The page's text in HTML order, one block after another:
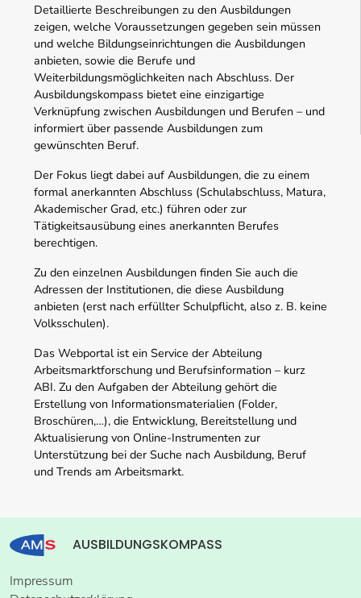
Detaillierte Beschreibungen zu den Ausbildungen
zeigen, welche Voraussetzungen gegeben sein müssen
und welche Bildungseinrichtungen die Ausbildungen
anbieten, sowie die Berufe und
Weiterbildungsmöglichkeiten nach Abschluss. Der
Ausbildungskompass bietet eine einzigartige
Verknüpfung zwischen Ausbildungen und Berufen – und
informiert über passende Ausbildungen zum
gewünschten Beruf.
Der Fokus liegt dabei auf Ausbildungen, die zu einem
formal anerkannten Abschluss (Schulabschluss, Matura,
Akademischer Grad, etc.) führen oder zur
Tätigkeitsausübung eines anerkannten Berufes
berechtigen.
Zu den einzelnen Ausbildungen finden Sie auch die
Adressen der Institutionen, die diese Ausbildung
anbieten (erst nach erfüllter Schulpflicht, also z. B. keine
Volksschulen).
Das Webportal ist ein Service der Abteilung
Arbeitsmarktforschung und Berufsinformation – kurz
ABI. Zu den Aufgaben der Abteilung gehört die
Erstellung von Informationsmaterialien (Folder,
Broschüren,…), die Entwicklung, Bereitstellung und
Aktualisierung von Online-Instrumenten zur
Unterstützung bei der Suche nach Ausbildung, Beruf
und Trends am Arbeitsmarkt.
AUSBILDUNGSKOMPASS
Impressum